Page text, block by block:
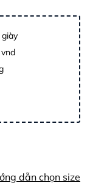
dẫn chọn size